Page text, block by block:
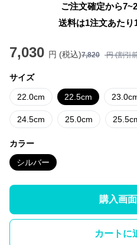
ご注文確定から
送料は1注文あたり
7,030 円 (税込)7,820 円 (割引
サイズ
22.0cm 22.5cm
24.5cm 25.0cm
カラー
シルバー
購入画
カートに